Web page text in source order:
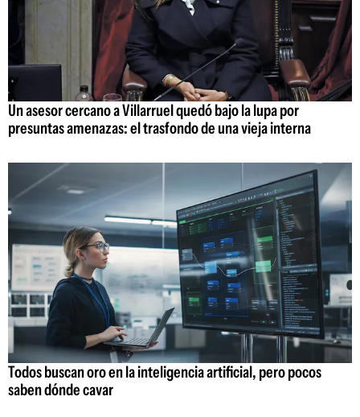
Un asesor cercano a Villarruel quedó bajo la lupa por
presuntas amenazas: el trasfondo de una vieja interna
Todos buscan oro en la inteligencia artificial, pero pocos
saben dónde cavar